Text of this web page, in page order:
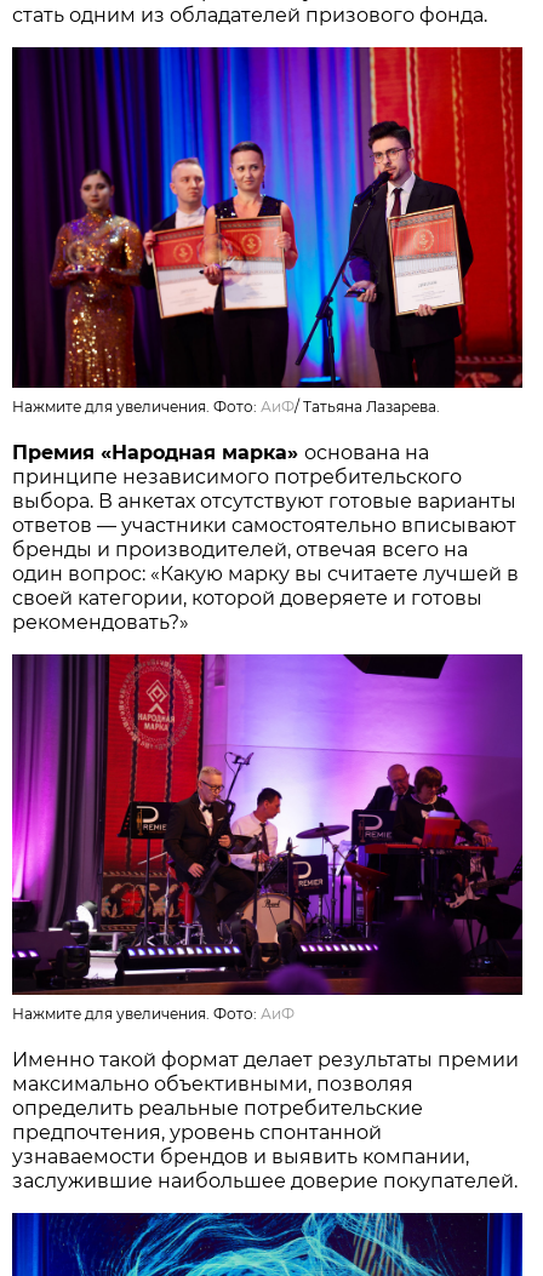
стать одним из обладателей призового фонда.
Нажмите для увеличения. Фото:АиФ/Татьяна Лазарева.
Премия «Народная марка»основана на
принципе независимого потребительского
выбора. В анкетах отсутствуют готовые варианты
ответов — участники самостоятельно вписывают
бренды и производителей, отвечая всего на
один вопрос: «Какую марку вы считаете лучшей в
своей категории, которой доверяете и готовы
рекомендовать?»
Нажмите для увеличения. Фото:АиФ
Именно такой формат делает результаты премии
максимально объективными, позволяя
определить реальные потребительские
предпочтения, уровень спонтанной
узнаваемости брендов и выявить компании,
заслужившие наибольшее доверие покупателей.